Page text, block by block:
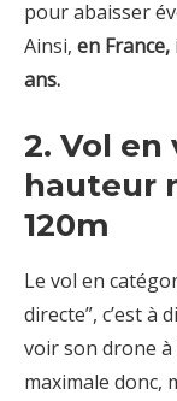
pour abaisser
Ainsi, en
ans.
2. Vol
hauteur
120m
Le vol en
directe”, c’est à
voir son drone à
maximale donc,